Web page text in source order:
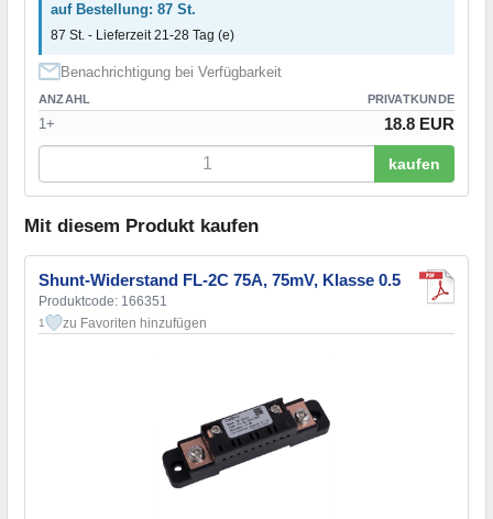
auf Bestellung: 87 St.
87 St. - Lieferzeit 21-28 Tag (e)
Benachrichtigung bei Verfügbarkeit
ANZAHL PRIVATKUNDE
1+ 18.8 EUR
kaufen
Mit diesem Produkt kaufen
Shunt-Widerstand FL-2C 75A, 75mV, Klasse 0.5
Produktcode: 166351
1 zu Favoriten hinzufügen